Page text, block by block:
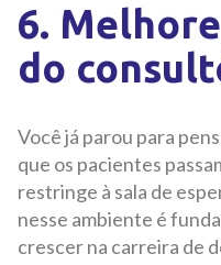
6.
do
Você já parou para
que os pacientes
restringe à sala de
nesse ambiente é
crescer na carreira de